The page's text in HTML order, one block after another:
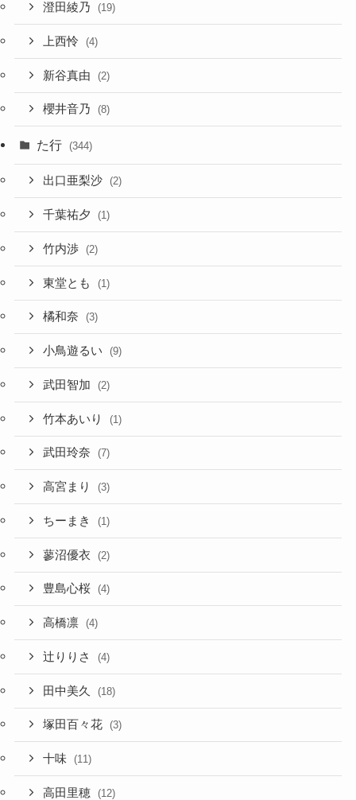
澄田綾乃 (19)
上西怜 (4)
新谷真由 (2)
櫻井音乃 (8)
た行 (344)
出口亜梨沙 (2)
千葉祐夕 (1)
竹内渉 (2)
東堂とも (1)
橘和奈 (3)
小鳥遊るい (9)
武田智加 (2)
竹本あいり (1)
武田玲奈 (7)
高宮まり (3)
ちーまき (1)
蓼沼優衣 (2)
豊島心桜 (4)
高橋凛 (4)
辻りりさ (4)
田中美久 (18)
塚田百々花 (3)
十味 (11)
高田里穂 (12)